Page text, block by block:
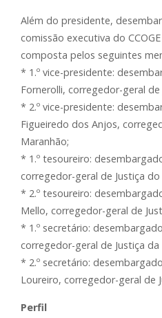
Além do presidente,
comissão executiva do
composta pelos seguintes
* 1.º vice-presidente:
Fornerolli, corregedor-geral
* 2.º vice-presidente:
Figueiredo dos Anjos,
Maranhão;
* 1.º tesoureiro:
corregedor-geral de Justiça
* 2.º tesoureiro:
Mello, corregedor-geral de
* 1.º secretário:
corregedor-geral de Justiça da
* 2.º secretário:
Loureiro, corregedor-geral de
Perfil